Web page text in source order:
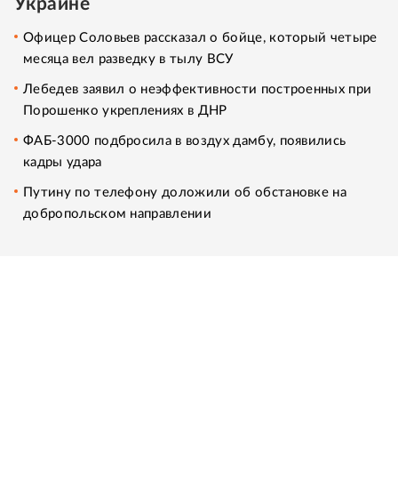
Офицер Соловьев рассказал о бойце, который четыре
месяца вел разведку в тылу ВСУ
Лебедев заявил о неэффективности построенных при
Порошенко укреплениях в ДНР
ФАБ-3000 подбросила в воздух дамбу, появились
кадры удара
Путину по телефону доложили об обстановке на
добропольском направлении